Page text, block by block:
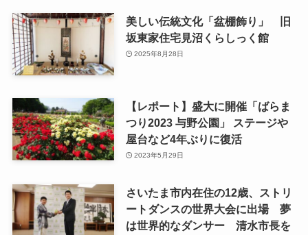
美しい伝統文化「盆棚飾り」 旧
坂東家住宅見沼くらしっく館
2025年8月28日
【レポート】盛大に開催「ばらま
つり2023 与野公園」 ステージや
屋台など4年ぶりに復活
2023年5月29日
さいたま市内在住の12歳、ストリ
ートダンスの世界大会に出場 夢
は世界的なダンサー 清水市長を